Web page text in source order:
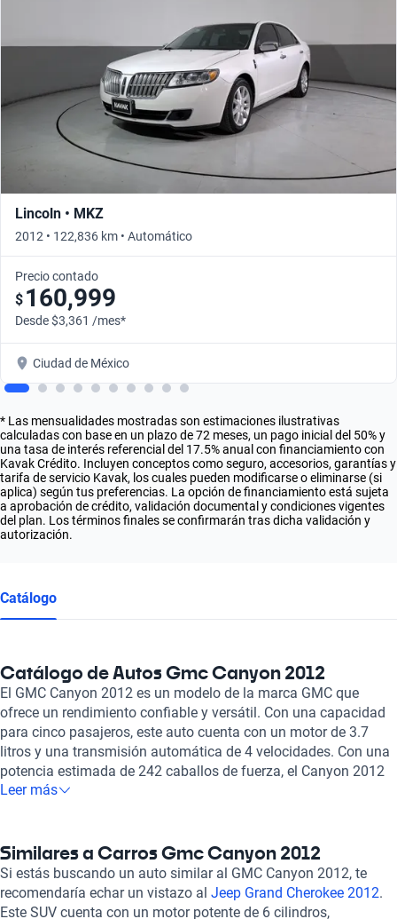
Lincoln • MKZ
2012 • 122,836 km • Automático
Precio contado
$ 160,999
Desde $3,361 /mes*
Ciudad de México
* Las mensualidades mostradas son estimaciones ilustrativas
calculadas con base en un plazo de 72 meses, un pago inicial del 50% y
una tasa de interés referencial del 17.5% anual con financiamiento con
Kavak Crédito. Incluyen conceptos como seguro, accesorios, garantías y
tarifa de servicio Kavak, los cuales pueden modificarse o eliminarse (si
aplica) según tus preferencias. La opción de financiamiento está sujeta
a aprobación de crédito, validación documental y condiciones vigentes
del plan. Los términos finales se confirmarán tras dicha validación y
autorización.
Catálogo
Catálogo de Autos Gmc Canyon 2012
El GMC Canyon 2012 es un modelo de la marca GMC que
ofrece un rendimiento confiable y versátil. Con una capacidad
para cinco pasajeros, este auto cuenta con un motor de 3.7
litros y una transmisión automática de 4 velocidades. Con una
potencia estimada de 242 caballos de fuerza, el Canyon 2012
brinda una aceleración de 0 a 100 km/h en 242 segundos.
comodidad y seguridad en cada viaje. Con un consumo
combinado de 10.2 l/100km, el GMC Canyon 2012 es una
excelente opción para aquellos que buscan un auto confiable y
funcional. En Kavak, nos enorgullece ofrecer a nuestros clientes
Leer más
Similares a Carros Gmc Canyon 2012
Si estás buscando un auto similar al GMC Canyon 2012, te
recomendaría echar un vistazo al Jeep Grand Cherokee 2012.
Este SUV cuenta con un motor potente de 6 cilindros,